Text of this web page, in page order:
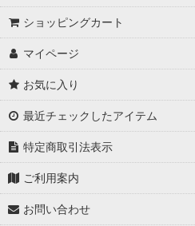
ショッピングカート
マイページ
お気に入り
最近チェックしたアイテム
特定商取引法表示
ご利用案内
お問い合わせ